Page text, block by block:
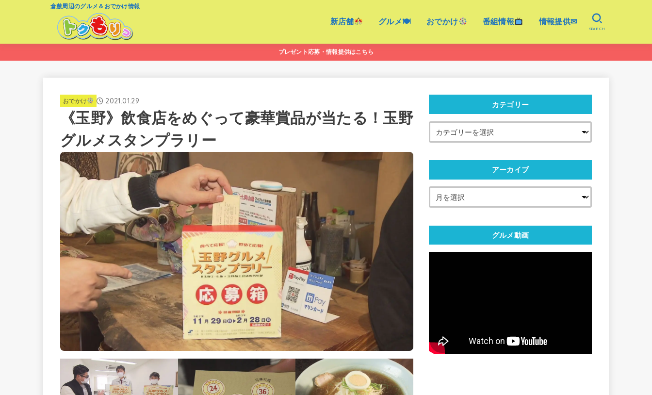
倉敷周辺のグルメ＆おでかけ情報
新店舗 グルメ🍽 おでかけ 番組情報 情報提供✉
SEARCH
プレゼント応募・情報提供はこちら
おでかけ 2021.01.29
《玉野》飲食店をめぐって豪華賞品が当たる！玉野
グルメスタンプラリー
カテゴリー
アーカイブ
グルメ動画